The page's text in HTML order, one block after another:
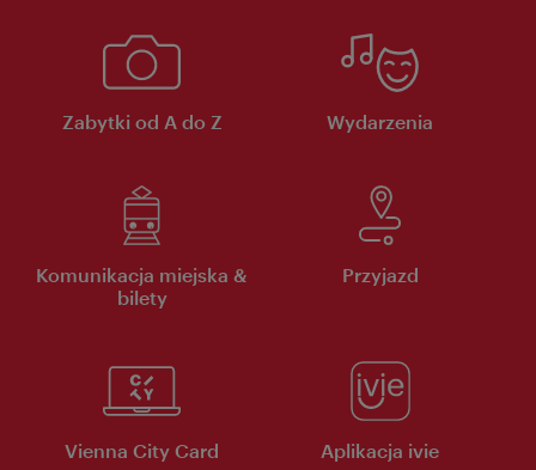
Zabytki od A do Z Wydarzenia
Komunikacja miejska &
bilety
Przyjazd
Vienna City Card Aplikacja ivie